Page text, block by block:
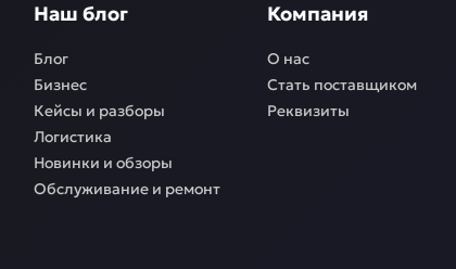
Наш блог
Блог
Бизнес
Кейсы и разборы
Логистика
Новинки и обзоры
Обслуживание и ремонт
Компания
О нас
Стать поставщиком
Реквизиты